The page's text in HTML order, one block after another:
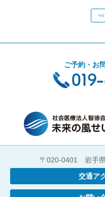
<<
ご予約・お
〒020-0401 岩手
交通ア